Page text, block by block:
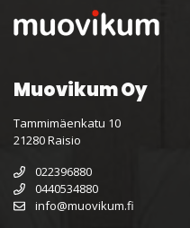
Muovikum Oy
Tammimäenkatu 10
21280 Raisio
022396880
0440534880
info@muovikum.fi